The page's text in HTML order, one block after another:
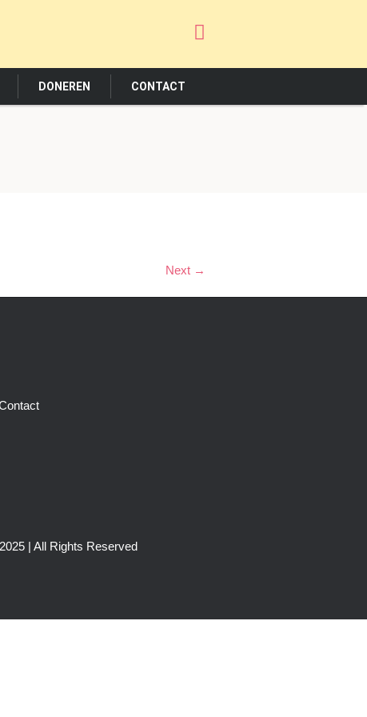
DONEREN CONTACT
Next →
| All Rights Reserved